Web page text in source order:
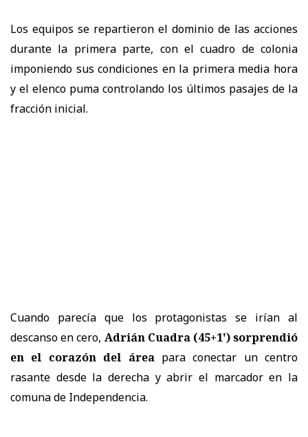
Los equipos se repartieron el dominio de las acciones
durante la primera parte, con el cuadro de colonia
imponiendo sus condiciones en la primera media hora
y el elenco puma controlando los últimos pasajes de la
fracción inicial.
Cuando parecía que los protagonistas se irían al
descanso en cero, Adrián Cuadra (45+1') sorprendió
en el corazón del áreapara conectar un centro
rasante desde la derecha y abrir el marcador en la
comuna de Independencia.